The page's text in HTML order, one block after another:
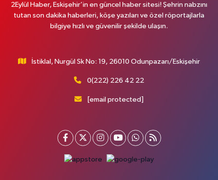
2Eylül Haber, Eskişehir’in en güncel haber sitesi! Şehrin nabzını
tutan son dakika haberleri, köşe yazıları ve özel röportajlarla
bilgiye hızlı ve güvenilir şekilde ulaşın.
İstiklal, Nurgül Sk No: 19, 26010 Odunpazarı/Eskişehir
0(222) 226 42 22
[email protected]